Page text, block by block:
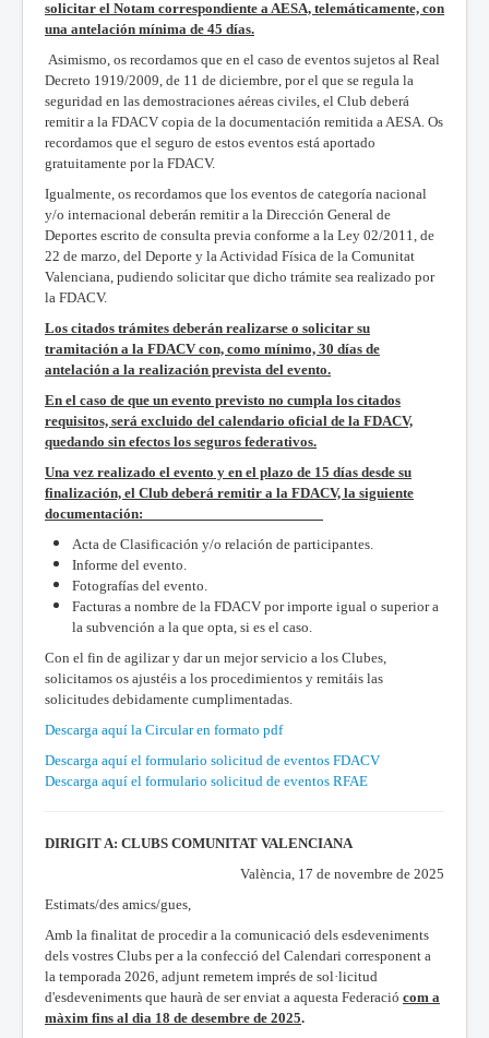
solicitar el Notam correspondiente a AESA, telemáticamente, con
una antelación mínima de 45 días.
Asimismo, os recordamos que en el caso de eventos sujetos al Real
Decreto 1919/2009, de 11 de diciembre, por el que se regula la
seguridad en las demostraciones aéreas civiles, el Club deberá
remitir a la FDACV copia de la documentación remitida a AESA. Os
recordamos que el seguro de estos eventos está aportado
gratuitamente por la FDACV.
Igualmente, os recordamos que los eventos de categoría nacional
y/o internacional deberán remitir a la Dirección General de
Deportes escrito de consulta previa conforme a la Ley 02/2011, de
22 de marzo, del Deporte y la Actividad Física de la Comunitat
Valenciana, pudiendo solicitar que dicho trámite sea realizado por
la FDACV.
Los citados trámites deberán realizarse o solicitar su
tramitación a la FDACV con, como mínimo, 30 días de
antelación a la realización prevista del evento.
En el caso de que un evento previsto no cumpla los citados
requisitos, será excluido del calendario oficial de la FDACV,
quedando sin efectos los seguros federativos.
Una vez realizado el evento y en el plazo de 15 días desde su
finalización, el Club deberá remitir a la FDACV, la siguiente
documentación:
Acta de Clasificación y/o relación de participantes.
Informe del evento.
Fotografías del evento.
Facturas a nombre de la FDACV por importe igual o superior a
la subvención a la que opta, si es el caso.
Con el fin de agilizar y dar un mejor servicio a los Clubes,
solicitamos os ajustéis a los procedimientos y remitáis las
solicitudes debidamente cumplimentadas.
Descarga aquí la Circular en formato pdf
Descarga aquí el formulario solicitud de eventos FDACV
Descarga aquí el formulario solicitud de eventos RFAE
DIRIGIT A: CLUBS COMUNITAT VALENCIANA
València, 17 de novembre de 2025
Estimats/des amics/gues,
Amb la finalitat de procedir a la comunicació dels esdeveniments
dels vostres Clubs per a la confecció del Calendari corresponent a
la temporada 2026, adjunt remetem imprés de sol·licitud
d'esdeveniments que haurà de ser enviat a aquesta Federació com a
màxim fins al dia 18 de desembre de 2025.